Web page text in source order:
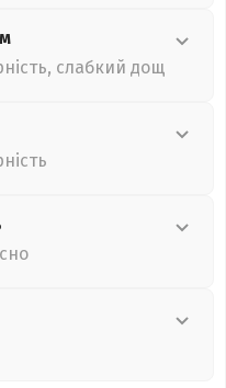
слабкий дощ